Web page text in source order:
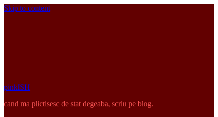
Skip to content
pinkISH
cand ma plictisesc de stat degeaba, scriu pe blog.